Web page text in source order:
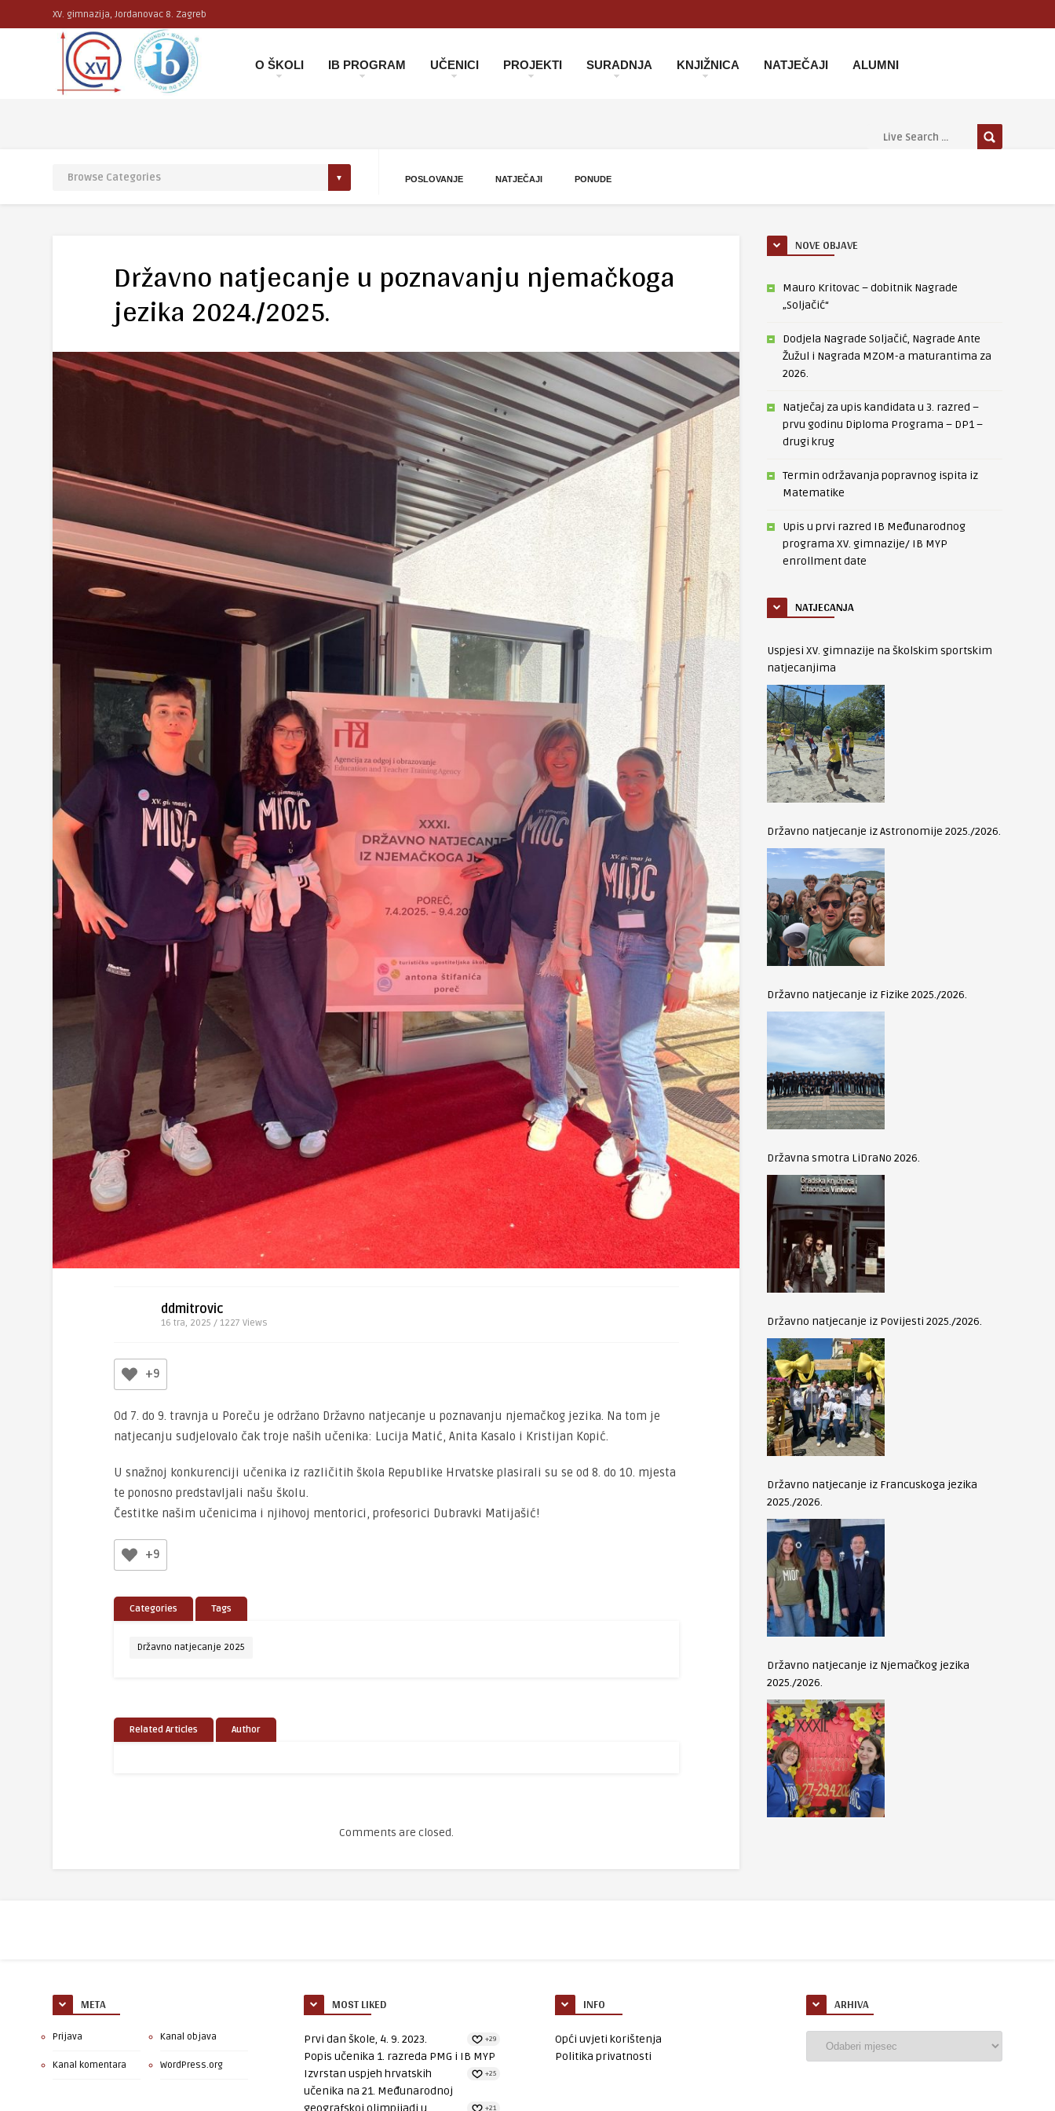
XV. gimnazija, Jordanovac 8. Zagreb
O ŠKOLI IB PROGRAM UČENICI PROJEKTI SURADNJA KNJIŽNICA NATJEČAJI ALUMNI
POSLOVANJE NATJEČAJI PONUDE
Državno natjecanje u poznavanju njemačkoga
jezika 2024./2025.
ddmitrovic
16 tra, 2025 / 1227 Views
+9
Od 7. do 9. travnja u Poreču je održano Državno natjecanje u poznavanju njemačkog jezika. Na tom je
natjecanju sudjelovalo čak troje naših učenika: Lucija Matić, Anita Kasalo i Kristijan Kopić.
U snažnoj konkurenciji učenika iz različitih škola Republike Hrvatske plasirali su se od 8. do 10. mjesta
te ponosno predstavljali našu školu.
Čestitke našim učenicima i njihovoj mentorici, profesorici Dubravki Matijašić!
+9
Categories Tags
Državno natjecanje 2025
Related Articles Author
Comments are closed.
NOVE OBJAVE
Mauro Kritovac – dobitnik Nagrade
„Soljačić“
Dodjela Nagrade Soljačić, Nagrade Ante
Žužul i Nagrada MZOM-a maturantima za
2026.
Natječaj za upis kandidata u 3. razred –
prvu godinu Diploma Programa – DP1 –
drugi krug
Termin održavanja popravnog ispita iz
Matematike
Upis u prvi razred IB Međunarodnog
programa XV. gimnazije/ IB MYP
enrollment date
NATJECANJA
Uspjesi XV. gimnazije na školskim sportskim
natjecanjima
Državno natjecanje iz Astronomije 2025./2026.
Državno natjecanje iz Fizike 2025./2026.
Državna smotra LiDraNo 2026.
Državno natjecanje iz Povijesti 2025./2026.
Državno natjecanje iz Francuskoga jezika
2025./2026.
Državno natjecanje iz Njemačkog jezika
2025./2026.
META
Prijava Kanal objava
Kanal komentara WordPress.org
MOST LIKED
Prvi dan škole, 4. 9. 2023. +29
Popis učenika 1. razreda PMG i IB MYP
+25
Izvrstan uspjeh hrvatskih
učenika na 21. Međunarodnoj
geografskoj olimpijadi u...
+21
INFO
Opći uvjeti korištenja
Politika privatnosti
ARHIVA